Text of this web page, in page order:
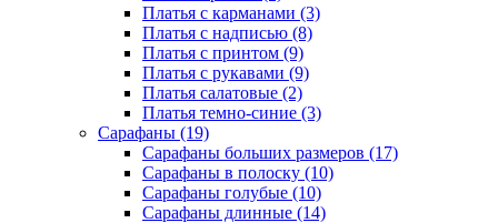
Платья с карманами (3)
Платья с надписью (8)
Платья с принтом (9)
Платья с рукавами (9)
Платья салатовые (2)
Платья темно-синие (3)
Сарафаны (19)
Сарафаны больших размеров (17)
Сарафаны в полоску (10)
Сарафаны голубые (10)
Сарафаны длинные (14)